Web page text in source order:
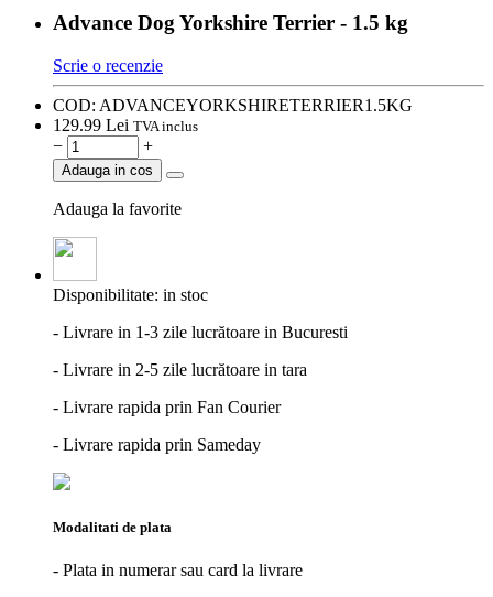
Advance Dog Yorkshire Terrier - 1.5 kg
Scrie o recenzie
COD: ADVANCEYORKSHIRETERRIER1.5KG
129.99 Lei TVA inclus
− +
Adauga in cos
Adauga la favorite
Disponibilitate: in stoc
- Livrare in 1-3 zile lucrătoare in Bucuresti
- Livrare in 2-5 zile lucrătoare in tara
- Livrare rapida prin Fan Courier
- Livrare rapida prin Sameday
Modalitati de plata
- Plata in numerar sau card la livrare